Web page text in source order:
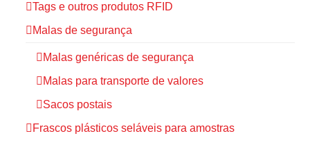
Tags e outros produtos RFID
Malas de segurança
Malas genéricas de segurança
Malas para transporte de valores
Sacos postais
Frascos plásticos seláveis para amostras